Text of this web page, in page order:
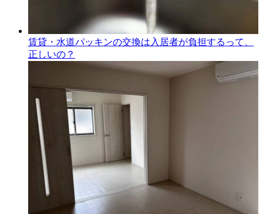
賃貸・水道パッキンの交換は入居者が負担するって、
正しいの？